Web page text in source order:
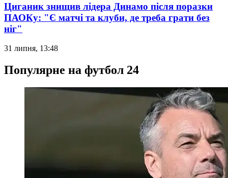
Циганик знищив лідера Динамо після поразки
ПАОКу: "Є матчі та клуби, де треба грати без
ніг"
31 липня, 13:48
Популярне на футбол 24